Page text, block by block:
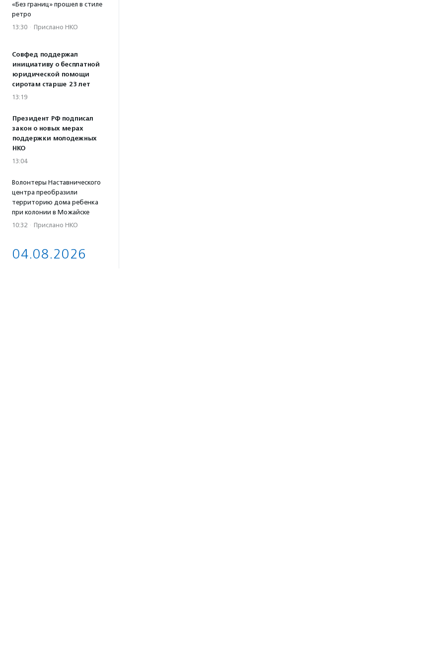
«Без границ» прошел в стиле
ретро
13:30 · Прислано НКО
Совфед поддержал
инициативу о бесплатной
юридической помощи
сиротам старше 23 лет
13:19
Президент РФ подписал
закон о новых мерах
поддержки молодежных
НКО
13:04
Волонтеры Наставнического
центра преобразили
территорию дома ребенка
при колонии в Можайске
10:32 · Прислано НКО
04.08.2026